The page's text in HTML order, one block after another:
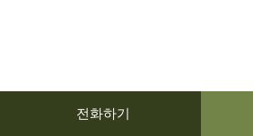
전화하기